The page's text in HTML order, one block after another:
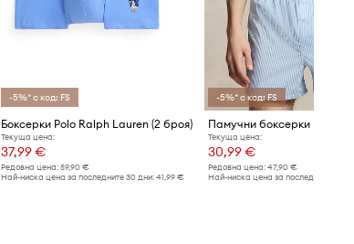
-5%* с код: FS
Боксерки Polo Ralph Lauren (2 броя)
Текуща цена:
37,99 €
Редовна цена:59,90 €
Най-ниска цена за последните 30 дни:41,99 €
-5%* с код: FS
Текуща цена:
30,99 €
Редовна цена: 47,90 €
Най-ниска цена за последните 30